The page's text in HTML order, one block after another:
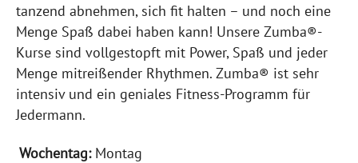
tanzend abnehmen, sich fit halten – und noch eine
Menge Spaß dabei haben kann! Unsere Zumba®-
Kurse sind vollgestopft mit Power, Spaß und jeder
Menge mitreißender Rhythmen. Zumba® ist sehr
intensiv und ein geniales Fitness-Programm für
Jedermann.
Montag